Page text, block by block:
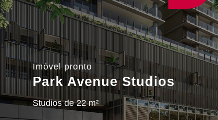
Imóvel pronto
Park Avenue Studios
Studios de 22 m²